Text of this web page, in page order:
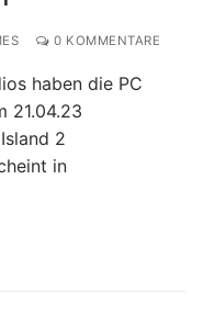
0 KOMMENTARE
haben die PC
21.04.23
2
in